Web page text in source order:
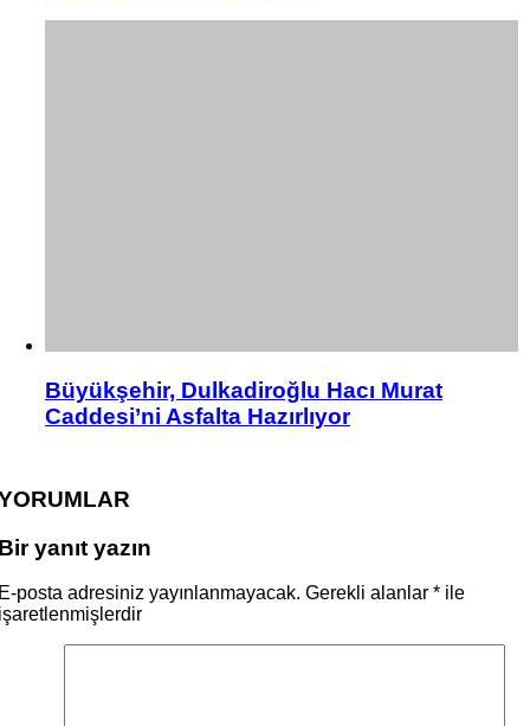
Büyükşehir, Dulkadiroğlu Hacı Murat
Caddesi’ni Asfalta Hazırlıyor
yanıt yazın
posta adresiniz yayınlanmayacak. Gerekli alanlar * ile